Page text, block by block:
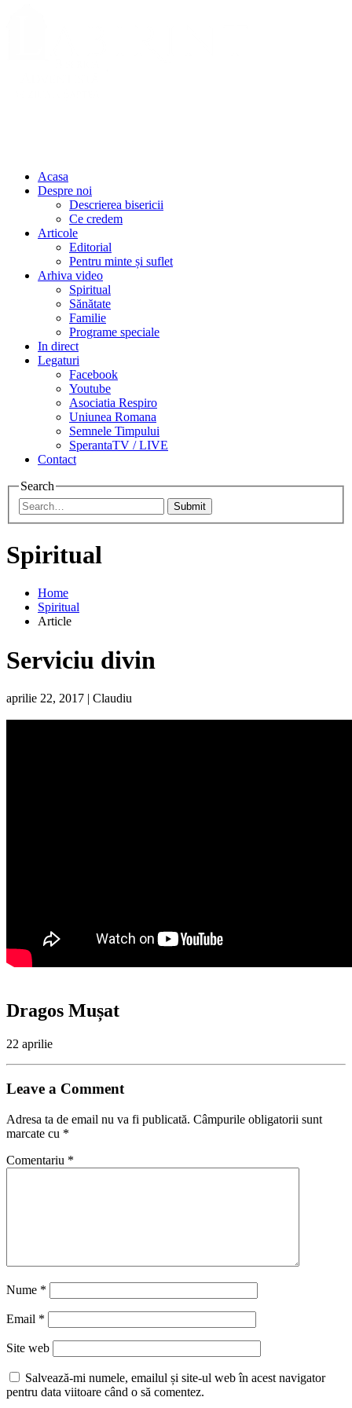
Acasa
Despre noi
Descrierea bisericii
Ce credem
Articole
Editorial
Pentru minte și suflet
Arhiva video
Spiritual
Sănătate
Familie
Programe speciale
In direct
Legaturi
Facebook
Youtube
Asociatia Respiro
Uniunea Romana
Semnele Timpului
SperantaTV / LIVE
Contact
Search
Submit
Spiritual
Home
Spiritual
Article
Serviciu divin
aprilie 22, 2017 | Claudiu
Dragos Mușat
22 aprilie
Leave a Comment
Adresa ta de email nu va fi publicată. Câmpurile obligatorii sunt
marcate cu *
Comentariu *
Nume *
Email *
Site web
Salvează-mi numele, emailul și site-ul web în acest navigator
pentru data viitoare când o să comentez.